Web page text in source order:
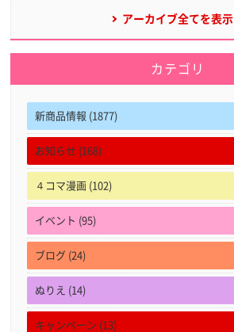
アーカイブ全てを表示
カテゴリ
新商品情報 (1877)
お知らせ (168)
４コマ漫画 (102)
イベント (95)
ブログ (24)
ぬりえ (14)
キャンペーン (13)